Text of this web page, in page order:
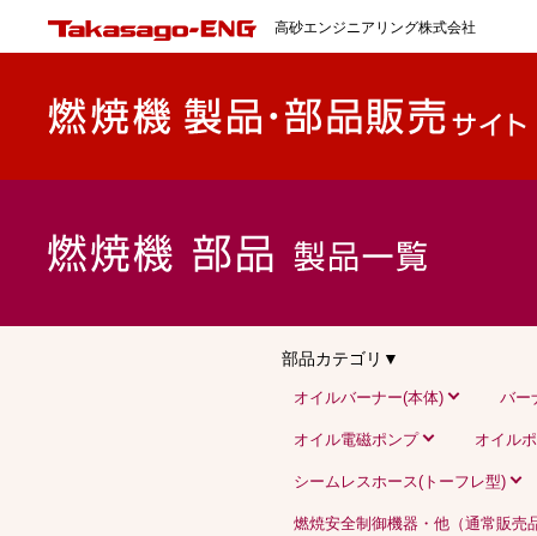
高砂エンジニアリング株式会社
部品カテゴリ▼
オイルバーナー(本体) バー
オイル電磁ポンプ オイル
シームレスホース(トーフレ型)
燃焼安全制御機器・他（通常販売